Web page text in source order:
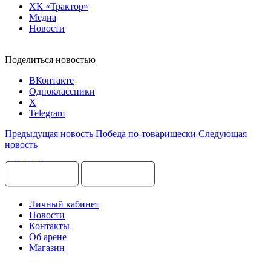
ХК «Трактор»
Медиа
Новости
Поделиться новостью
ВКонтакте
Одноклассники
X
Telegram
Предыдущая новость Победа по-товарищески Следующая
новость
Личный кабинет
Новости
Контакты
Об арене
Магазин